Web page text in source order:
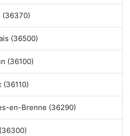
(36370)
(36500)
(36100)
(36110)
en-Brenne (36290)